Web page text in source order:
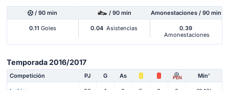
/ 90 min / 90 min Amonestaciones / 90 min
0.11 Goles 0.04 Asistencias
0.39
Amonestaciones
Temporada 2016/2017
Competición PJ G As PEN Min'